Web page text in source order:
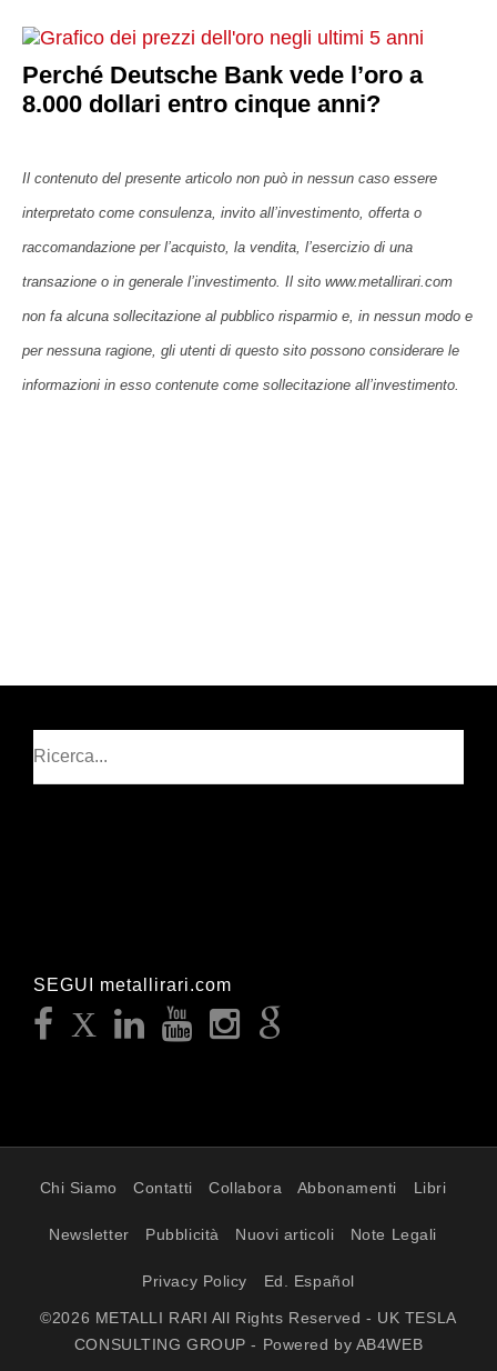
Perché Deutsche Bank vede l’oro a
8.000 dollari entro cinque anni?
Il contenuto del presente articolo non può in nessun caso essere
interpretato come consulenza, invito all’investimento, offerta o
raccomandazione per l’acquisto, la vendita, l’esercizio di una
transazione o in generale l’investimento. Il sito www.metallirari.com
non fa alcuna sollecitazione al pubblico risparmio e, in nessun modo e
per nessuna ragione, gli utenti di questo sito possono considerare le
informazioni in esso contenute come sollecitazione all’investimento.
SEGUI metallirari.com
Chi Siamo Contatti Collabora Abbonamenti Libri
Newsletter Pubblicità Nuovi articoli Note Legali
Privacy Policy Ed. Español
©2026 METALLI RARI All Rights Reserved - UK TESLA
CONSULTING GROUP - Powered by AB4WEB